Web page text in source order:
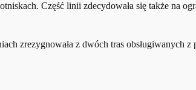
Część linii zdecydowała się także na
zrezygnowała z dwóch tras obsługiwanych z